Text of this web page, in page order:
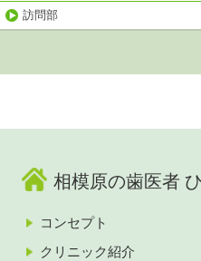
訪問部
相模原の歯医者
コンセプト
クリニック紹介